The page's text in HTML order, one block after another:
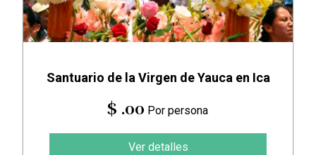
Santuario de la Virgen de Yauca en Ica
$ .00 Por persona
Ver detalles